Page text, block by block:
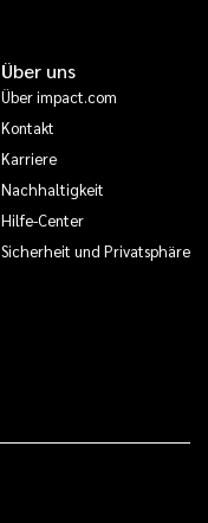
Über uns
Über impact.com
Kontakt
Karriere
Nachhaltigkeit
Hilfe-Center
Sicherheit und Privatsphäre